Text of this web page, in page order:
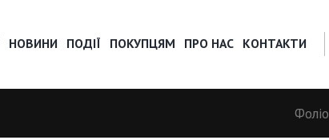
НОВИНИ ПОДІЇ ПОКУПЦЯМ ПРО НАС КОНТАКТИ
Фоліо